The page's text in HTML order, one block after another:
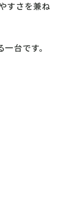
すさを兼ね
台です。